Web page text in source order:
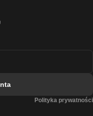
Polityka prywatności